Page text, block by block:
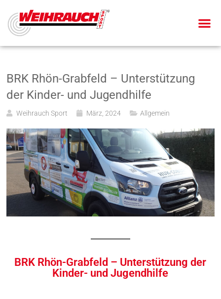
BRK Rhön-Grabfeld – Unterstützung
der Kinder- und Jugendhilfe
Weihrauch Sport März, 2024 Allgemein
BRK Rhön-Grabfeld – Unterstützung der
Kinder- und Jugendhilfe